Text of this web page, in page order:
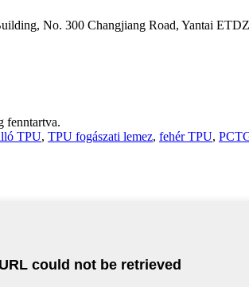
No. 300 Changjiang Road, Yantai
fenntartva.
TPU, TPU fogászati ​​lemez, fehér TPU,